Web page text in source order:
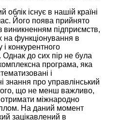
облік існує в нашій країні
Його поява прийнято
виникненням підприємств,
на функціонування в
конкурентного
до сих пір не була
програма, яка
і
знання про управлінський
того, що не менш важливо,
міжнародно
На даний момент
зацікавлений в